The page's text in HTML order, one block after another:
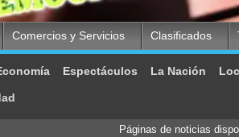
Comercios y Servicios Clasificados
Espectáculos La Nación
Páginas de noticias